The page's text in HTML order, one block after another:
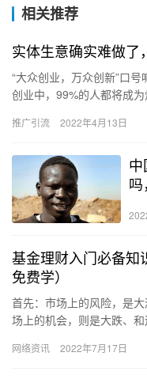
相关推荐
实体生意确实难做了
“大众创业，万众创新”口
创业中，99%的人都将成
推广引流 2022年4月13日
吗
基金理财入门必备知
免费学）
首先：市场上的风险，是
场上的机会，则是大跌、
不动就…
网络资讯 2022年7月17日